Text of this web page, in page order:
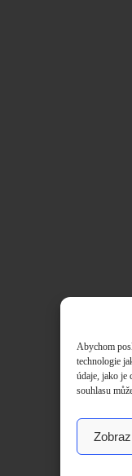
Abychom
technologie
údaje, jako je
souhlasu